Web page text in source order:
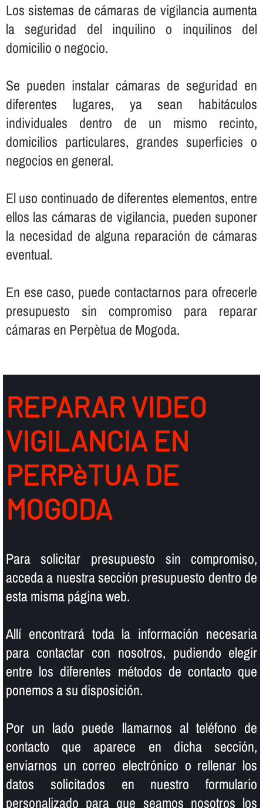
Los sistemas de cámaras de vigilancia aumenta
la seguridad del inquilino o inquilinos del
domicilio o negocio.
Se pueden instalar cámaras de seguridad en
diferentes lugares, ya sean habitáculos
individuales dentro de un mismo recinto,
domicilios particulares, grandes superficies o
negocios en general.
El uso continuado de diferentes elementos, entre
ellos las cámaras de vigilancia, pueden suponer
la necesidad de alguna reparación de cámaras
eventual.
En ese caso, puede contactarnos para ofrecerle
presupuesto sin compromiso para reparar
cámaras en Perpètua de Mogoda.
REPARAR VIDEO
VIGILANCIA EN
PERPèTUA DE
MOGODA
Para solicitar presupuesto sin compromiso,
acceda a nuestra sección presupuesto dentro de
esta misma página web.
Allí­ encontrará toda la información necesaria
para contactar con nosotros, pudiendo elegir
entre los diferentes métodos de contacto que
ponemos a su disposición.
Por un lado puede llamarnos al teléfono de
contacto que aparece en dicha sección,
enviarnos un correo electrónico o rellenar los
datos solicitados en nuestro formulario
personalizado para que seamos nosotros los